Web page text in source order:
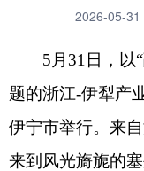
2026-05-31
5月31日，以“
题的浙江-伊犁产
伊宁市举行。来
来到风光旖旎的